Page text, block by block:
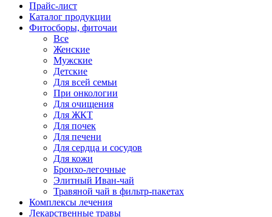
Прайс-лист
Каталог продукции
Фитосборы, фиточаи
Все
Женские
Мужские
Детские
Для всей семьи
При онкологии
Для очищения
Для ЖКТ
Для почек
Для печени
Для сердца и сосудов
Для кожи
Бронхо-легочные
Элитный Иван-чай
Травяной чай в фильтр-пакетах
Комплексы лечения
Лекарственные травы